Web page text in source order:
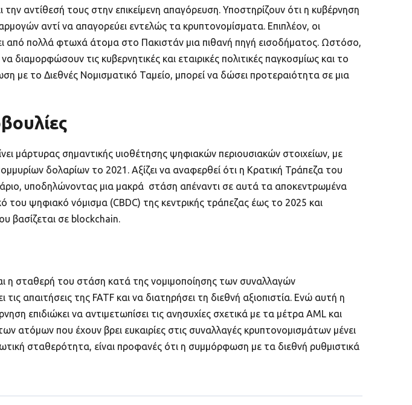
αντίθεσή τους στην επικείμενη απαγόρευση. Υποστηρίζουν ότι η κυβέρνηση
αντί να απαγορεύει εντελώς τα κρυπτονομίσματα. Επιπλέον, οι
από πολλά φτωχά άτομα στο Πακιστάν μια πιθανή πηγή εισοδήματος. Ωστόσο,
τις κυβερνητικές και εταιρικές πολιτικές παγκοσμίως και το
με το Διεθνές Νομισματικό Ταμείο, μπορεί να δώσει προτεραιότητα σε μια
μάρτυρας σημαντικής υιοθέτησης ψηφιακών περιουσιακών στοιχείων, με
δολαρίων το 2021. Αξίζει να αναφερθεί ότι η Κρατική Τράπεζα του
υποδηλώνοντας μια μακρά στάση απέναντι σε αυτά τα αποκεντρωμένα
του ψηφιακό νόμισμα (CBDC) της κεντρικής τράπεζας έως το 2025 και
βασίζεται σε blockchain.
η σταθερή του στάση κατά της νομιμοποίησης των συναλλαγών
απαιτήσεις της FATF και να διατηρήσει τη διεθνή αξιοπιστία. Ενώ αυτή η
επιδιώκει να αντιμετωπίσει τις ανησυχίες σχετικά με τα μέτρα AML και
ατόμων που έχουν βρει ευκαιρίες στις συναλλαγές κρυπτονομισμάτων μένει
σταθερότητα, είναι προφανές ότι η συμμόρφωση με τα διεθνή ρυθμιστικά